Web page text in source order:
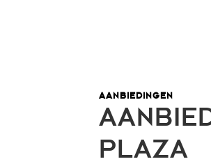
AANBIEDINGEN
PLAZA